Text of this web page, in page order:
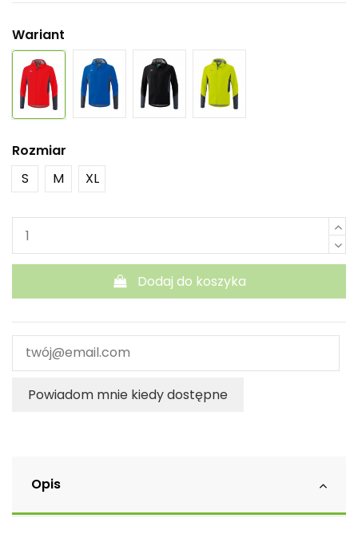
Wariant
Rozmiar
S
M XL
Dodaj do koszyka
Powiadom mnie kiedy dostępne
Opis